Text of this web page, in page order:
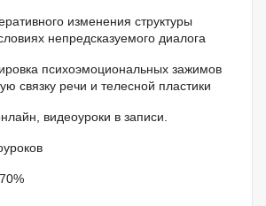
изменения структуры
непредсказуемого диалога
психоэмоциональных зажимов
связку речи и телесной пластики
видеоуроки в записи.
70%